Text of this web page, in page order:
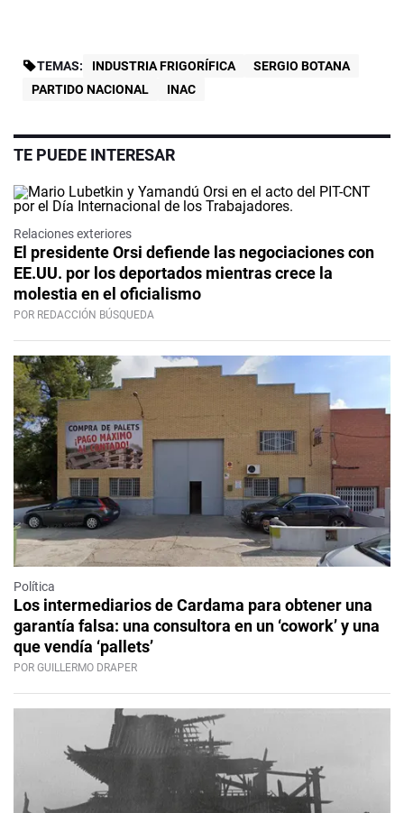
TEMAS: INDUSTRIA FRIGORÍFICA
SERGIO BOTANA
PARTIDO NACIONAL
INAC
TE PUEDE INTERESAR
Relaciones exteriores
El presidente Orsi defiende las negociaciones con
EE.UU. por los deportados mientras crece la
molestia en el oficialismo
POR REDACCIÓN BÚSQUEDA
Política
Los intermediarios de Cardama para obtener una
garantía falsa: una consultora en un ‘cowork’ y una
que vendía ‘pallets’
POR GUILLERMO DRAPER